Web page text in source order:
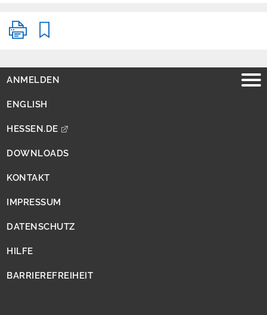
Klimaportal Hessen
Folgen des
Klimawandel
Handlungshilfen
Projekte
Downloads
ANMELDEN
ENGLISH
HESSEN.DE
DOWNLOADS
KONTAKT
IMPRESSUM
DATENSCHUTZ
HILFE
BARRIEREFREIHEIT